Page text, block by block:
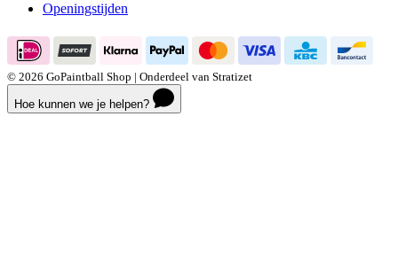
Openingstijden
© 2026 GoPaintball Shop | Onderdeel van Stratizet
Hoe kunnen we je helpen?